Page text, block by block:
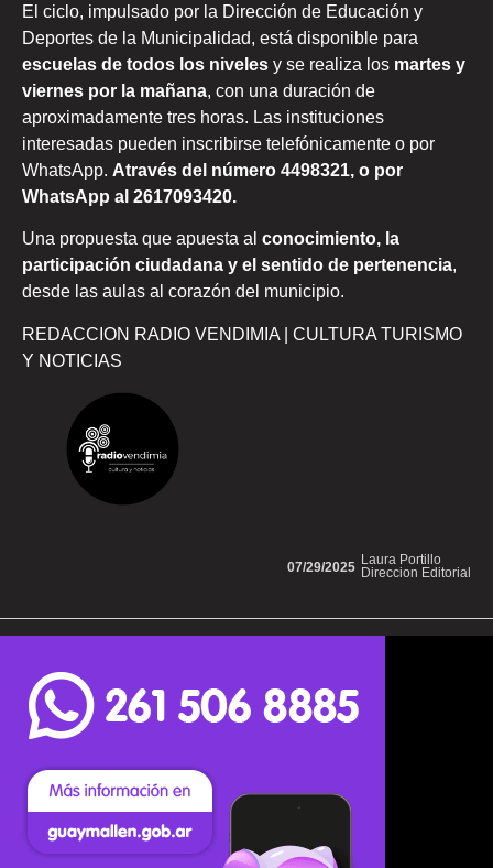
El ciclo, impulsado por la Dirección de Educación y
Deportes de la Municipalidad, está disponible para
escuelas de todos los niveles y se realiza los martes y
viernes por la mañana, con una duración de
aproximadamente tres horas. Las instituciones
interesadas pueden inscribirse telefónicamente o por
WhatsApp. Através del número 4498321, o por
WhatsApp al 2617093420.
Una propuesta que apuesta al conocimiento, la
participación ciudadana y el sentido de pertenencia,
desde las aulas al corazón del municipio.
REDACCION RADIO VENDIMIA | CULTURA TURISMO
Y NOTICIAS
Laura Portillo
Direccion Editorial
07/29/2025